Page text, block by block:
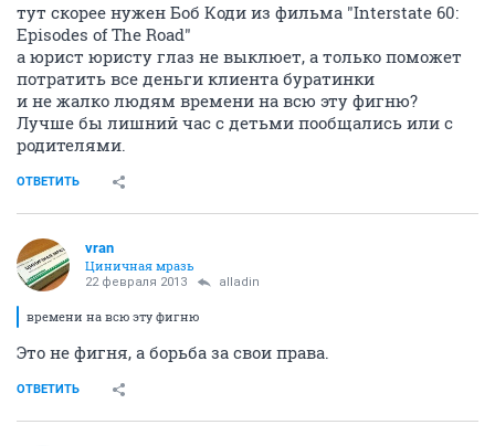
тут скорее нужен Боб Коди из фильма "Interstate 60:
Episodes of The Road"
а юрист юристу глаз не выклюет, а только поможет
потратить все деньги клиента буратинки
и не жалко людям времени на всю эту фигню?
Лучше бы лишний час с детьми пообщались или с
родителями.
ОТВЕТИТЬ
vran
Циничная мразь
22 февраля 2013 alladin
времени на всю эту фигню
Это не фигня, а борьба за свои права.
ОТВЕТИТЬ